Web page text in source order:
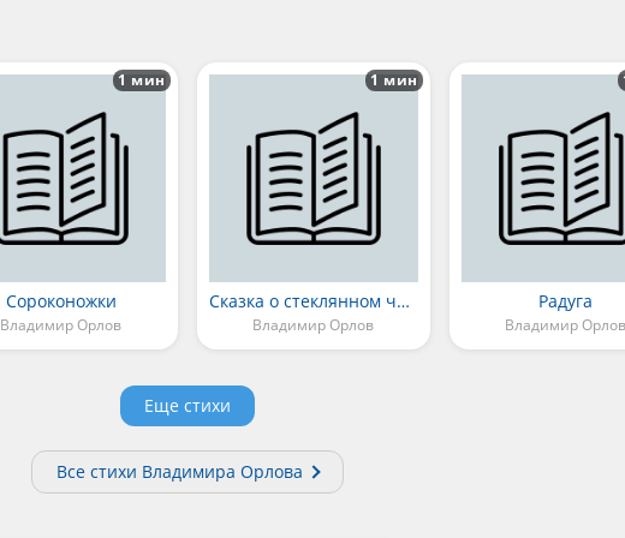
Сороконожки
Владимир Орлов
1 мин
Сказка о стеклянном человечке
Владимир Орлов
1 мин
Радуга
Владимир Орлов
Еще стихи
Все стихи Владимира Орлова